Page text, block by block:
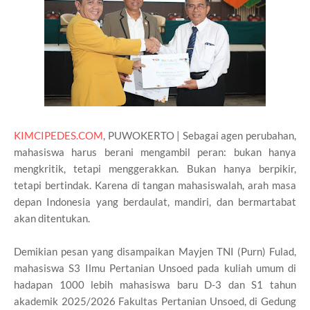
KIMCIPEDES.COM, PUWOKERTO | Sebagai agen perubahan,
mahasiswa harus berani mengambil peran: bukan hanya
mengkritik, tetapi menggerakkan. Bukan hanya berpikir,
tetapi bertindak. Karena di tangan mahasiswalah, arah masa
depan Indonesia yang berdaulat, mandiri, dan bermartabat
akan ditentukan.
Demikian pesan yang disampaikan Mayjen TNI (Purn) Fulad,
mahasiswa S3 Ilmu Pertanian Unsoed pada kuliah umum di
hadapan 1000 lebih mahasiswa baru D-3 dan S1 tahun
akademik 2025/2026 Fakultas Pertanian Unsoed, di Gedung